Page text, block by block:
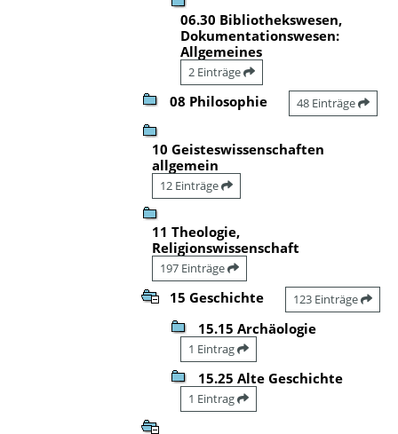
06.30 Bibliothekswesen,
Dokumentationswesen:
Allgemeines
2 Einträge
08 Philosophie 48 Einträge
10 Geisteswissenschaften
allgemein
12 Einträge
11 Theologie,
Religionswissenschaft
197 Einträge
15 Geschichte 123 Einträge
15.15 Archäologie
1 Eintrag
15.25 Alte Geschichte
1 Eintrag